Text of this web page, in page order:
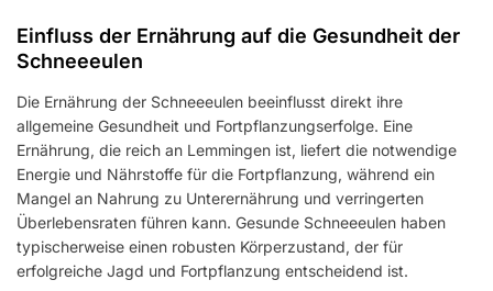
Einfluss der Ernährung auf die Gesundheit der
Schneeeulen
Die Ernährung der Schneeeulen beeinflusst direkt ihre
allgemeine Gesundheit und Fortpflanzungserfolge. Eine
Ernährung, die reich an Lemmingen ist, liefert die notwendige
Energie und Nährstoffe für die Fortpflanzung, während ein
Mangel an Nahrung zu Unterernährung und verringerten
Überlebensraten führen kann. Gesunde Schneeeulen haben
typischerweise einen robusten Körperzustand, der für
erfolgreiche Jagd und Fortpflanzung entscheidend ist.